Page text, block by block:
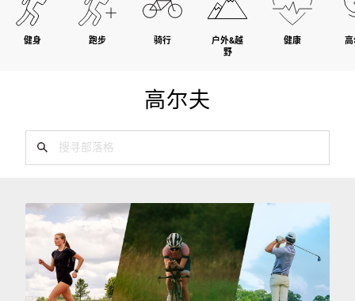
健身 跑步 骑行
户外&越
野
健康
高尔夫